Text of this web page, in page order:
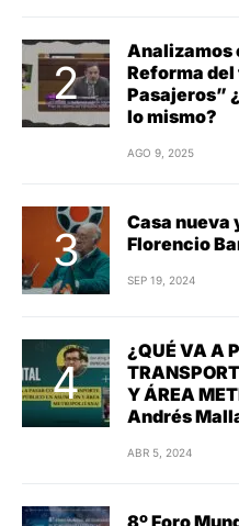
Analizamos
Reforma
Pasajeros”
lo mismo?
AGO 9, 2025
Casa nueva
Florencio
SEP 19, 2024
¿QUÉ VA A
Y ÁREA
Andrés
ABR 5, 2024